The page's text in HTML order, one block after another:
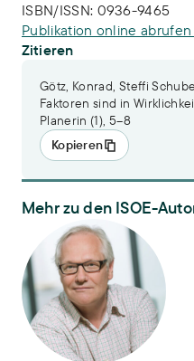
ISBN/ISSN: 0936-9465
Publikation online abrufen
Zitieren
Götz, Konrad, Steffi
Faktoren sind in
Planerin (1), 5–8
Kopieren
Mehr zu den ISOE-
Dr. Konrad Götz